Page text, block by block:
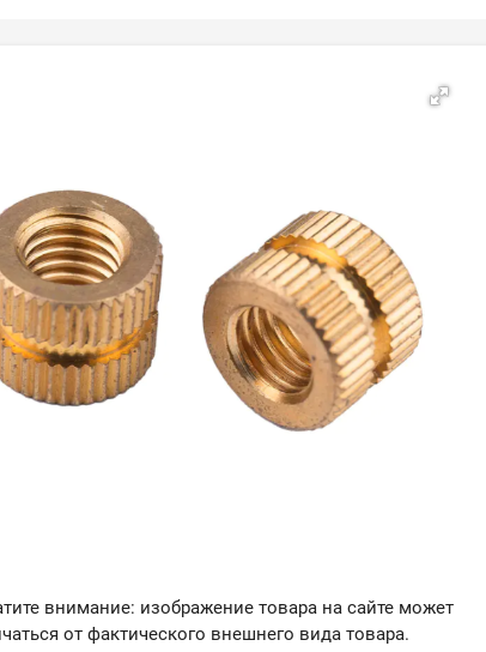
внимание: изображение товара на сайте может
от фактического внешнего вида товара.